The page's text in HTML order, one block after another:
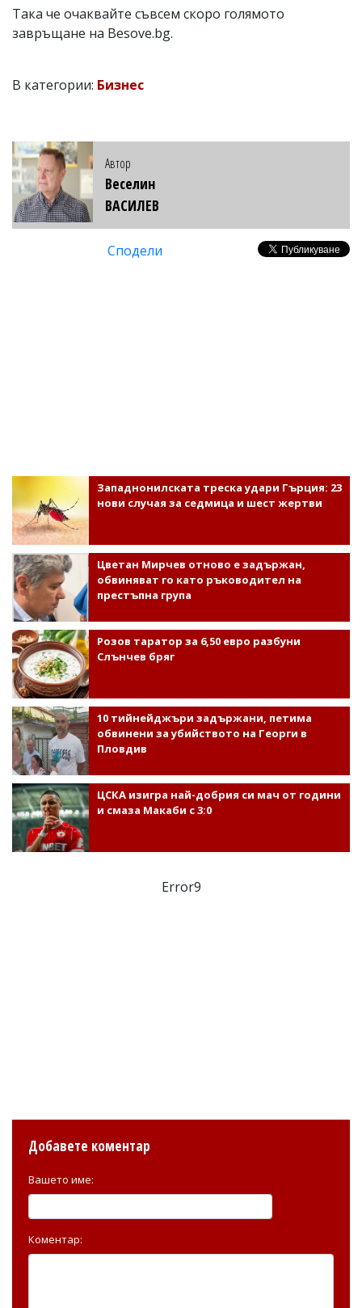
Така че очаквайте съвсем скоро голямото
завръщане на Besove.bg.
В категории: Бизнес
Автор
Веселин
ВАСИЛЕВ
Сподели
Западнонилската треска удари Гърция: 23
нови случая за седмица и шест жертви
Цветан Мирчев отново е задържан,
обвиняват го като ръководител на
престъпна група
Розов таратор за 6,50 евро разбуни
Слънчев бряг
10 тийнейджъри задържани, петима
обвинени за убийството на Георги в
Пловдив
ЦСКА изигра най-добрия си мач от години
и смаза Макаби с 3:0
Error9
Добавете коментар
Вашето име:
Коментар: